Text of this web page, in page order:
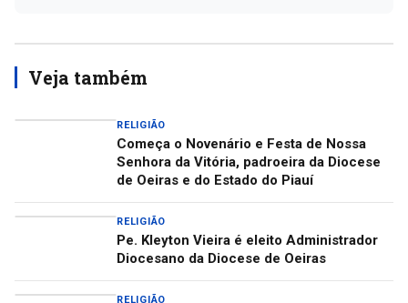
Veja também
RELIGIÃO
Começa o Novenário e Festa de Nossa
Senhora da Vitória, padroeira da Diocese
de Oeiras e do Estado do Piauí
RELIGIÃO
Pe. Kleyton Vieira é eleito Administrador
Diocesano da Diocese de Oeiras
RELIGIÃO